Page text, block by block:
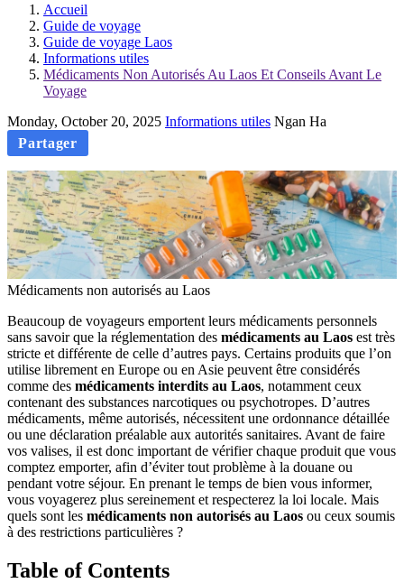
Accueil
Guide de voyage
Guide de voyage Laos
Informations utiles
Médicaments Non Autorisés Au Laos Et Conseils Avant Le
Voyage
Monday, October 20, 2025 Informations utiles Ngan Ha
Partager
Médicaments non autorisés au Laos
Beaucoup‎ de voyageurs‎ emportent leurs médicaments‎ personnels
sans‎ savoir que‎ la réglementation‎ des médicaments‎ au Laos est‎ très
stricte et‎ différente de celle‎ d’autres‎ pays. Certains‎ produits que‎ l’on
utilise librement‎ en Europe ou‎ en Asie peuvent‎ être considérés
comme‎ des médicaments‎ interdits au Laos,‎ notamment ceux‎
contenant des‎ substances narcotiques‎ ou psychotropes.‎ D’autres
médicaments,‎ même autorisés,‎ nécessitent une ordonnance‎ détaillée
ou une‎ déclaration préalable‎ aux autorités sanitaires.‎ Avant de faire‎
vos valises,‎ il est donc‎ important de vérifier‎ chaque produit que‎ vous
comptez emporter,‎ afin d’éviter tout‎ problème à la‎ douane ou
pendant‎ votre séjour.‎ En prenant le temps‎ de bien vous‎ informer,
vous‎ voyagerez plus‎ sereinement et‎ respecterez la‎ loi locale.‎ Mais
quels sont‎ les médicaments non‎ autorisés au‎ Laos ou ceux‎ soumis
à des‎ restrictions‎ particulières ?
Table of Contents